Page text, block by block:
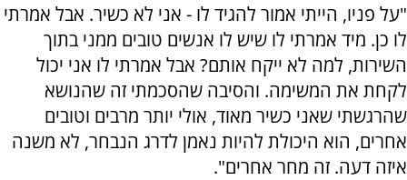
"על פניו, הייתי אמור להגיד לו - אני לא כשיר. אבל אמרתי
לו כן. מיד אמרתי לו שיש לו אנשים טובים ממני בתוך
השירות, למה לא ייקח אותם? אבל אמרתי לו אני יכול
לקחת את המשימה. והסיבה שהסכמתי זה שהנושא
שהרגשתי שאני כשיר מאוד, אולי יותר מרבים וטובים
אחרים, הוא היכולת להיות נאמן לדרג הנבחר, לא משנה
איזה דעה. זה מחר אחרים".